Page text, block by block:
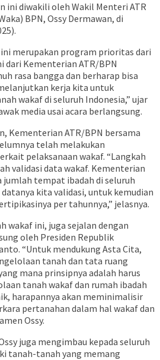
ini diwakili oleh Wakil Menteri ATR
BPN, Ossy Dermawan, di
merupakan program prioritas dari
dari Kementerian ATR/BPN
rasa bangga dan berharap bisa
kerja kita untuk
wakaf di seluruh Indonesia,” ujar
media usai acara berlangsung.
Kementerian ATR/BPN bersama
telah melakukan
pelaksanaan wakaf. “Langkah
validasi data wakaf. Kementerian
tempat ibadah di seluruh
kita validasi, untuk kemudian
per tahunnya,” jelasnya.
wakaf ini, juga sejalan dengan
oleh Presiden Republik
“Untuk mendukung Asta Cita,
tanah dan tata ruang
mana prinsipnya adalah harus
tanah wakaf dan rumah ibadah
harapannya akan meminimalisir
pertanahan dalam hal wakaf dan
Ossy.
juga mengimbau kepada seluruh
tanah-tanah yang memang